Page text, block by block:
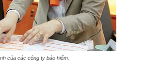
của các công ty bảo hiểm.